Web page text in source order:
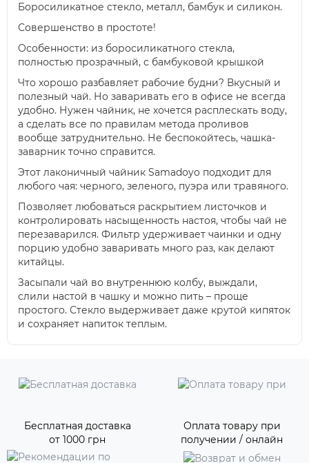
Боросиликатное стекло, металл, бамбук и силикон.
Совершенство в простоте!
Особенности: из боросиликатного стекла,
полностью прозрачный, с бамбуковой крышкой
Что хорошо разбавляет рабочие будни? Вкусный и
полезный чай. Но заваривать его в офисе не всегда
удобно. Нужен чайник, не хочется расплескать воду,
а сделать все по правилам метода проливов
вообще затруднительно. Не беспокойтесь, чашка-
заварник точно справится.
Этот лаконичный чайник Samadoyo подходит для
любого чая: черного, зеленого, пуэра или травяного.
Позволяет любоваться раскрытием листочков и
контролировать насыщенность настоя, чтобы чай не
перезаварился. Фильтр удерживает чаинки и одну
порцию удобно заваривать много раз, как делают
китайцы.
Засыпали чай во внутреннюю колбу, выждали,
слили настой в чашку и можно пить – проще
простого. Стекло выдерживает даже крутой кипяток
и сохраняет напиток теплым.
Бесплатная доставка
от 1000 грн
Оплата товару при
получении / онлайн